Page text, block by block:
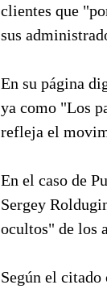
clientes que
sus
En su página
ya como "Los
refleja el
En el caso de
Sergey
ocultos" de los
Según el